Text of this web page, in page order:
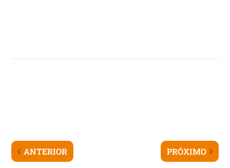
ANTERIOR PRÓXIMO